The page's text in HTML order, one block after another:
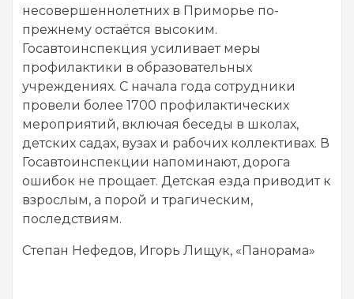
несовершеннолетних в Приморье по-
прежнему остаётся высоким.
Госавтоинспекция усиливает меры
профилактики в образовательных
учреждениях. С начала года сотрудники
провели более 1700 профилактических
мероприятий, включая беседы в школах,
детских садах, вузах и рабочих коллективах. В
Госавтоинспекции напоминают, дорога
ошибок не прощает. Детская езда приводит к
взрослым, а порой и трагическим,
последствиям.
Степан Нефедов, Игорь Лищук, «Панорама»